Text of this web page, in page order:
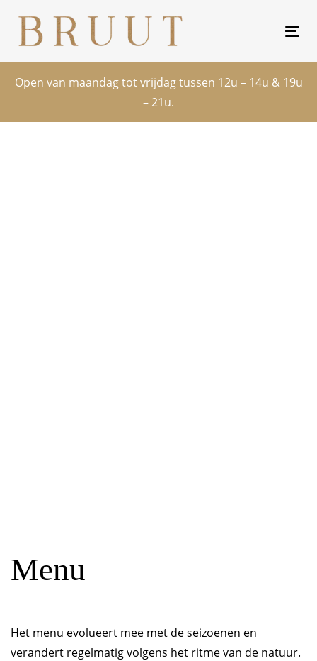
primary
SkipOpen van maandag tot vrijdag tussen 12u – 14u & 19u
– 21u.
Menu
Het menu evolueert mee met de seizoenen en
verandert regelmatig volgens het ritme van de natuur.